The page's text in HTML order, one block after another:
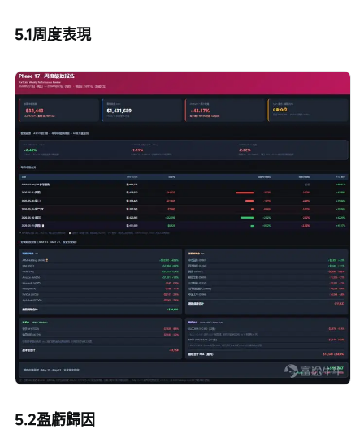
5.1周度表現
5.2盈虧歸因